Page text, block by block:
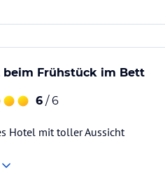
beim Frühstück im Bett
6 / 6
Hotel mit toller Aussicht